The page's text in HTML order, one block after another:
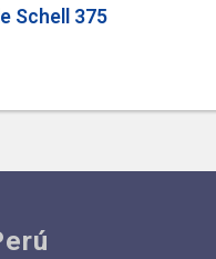
Schell 375